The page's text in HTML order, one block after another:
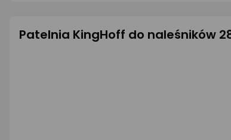
Smartfony i smartwatche
Patelnia KingHoff do naleśników